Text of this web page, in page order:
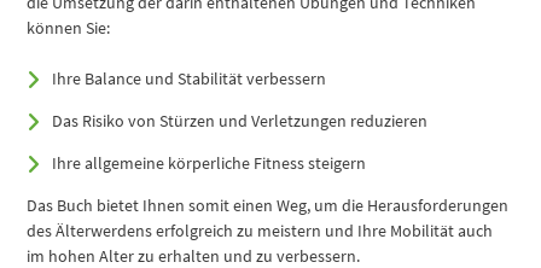
können Sie:
Ihre Balance und Stabilität verbessern
Das Risiko von Stürzen und Verletzungen reduzieren
Ihre allgemeine körperliche Fitness steigern
Das Buch bietet Ihnen somit einen Weg, um die Herausforderungen
des Älterwerdens erfolgreich zu meistern und Ihre Mobilität auch
im hohen Alter zu erhalten und zu verbessern.